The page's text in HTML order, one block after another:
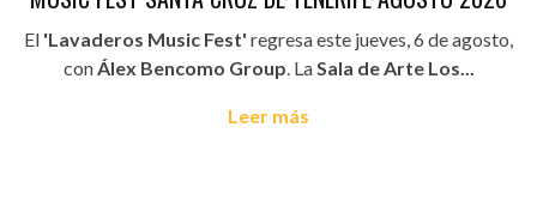
El 'Lavaderos Music Fest' regresa este jueves, 6 de agosto,
conÁlex Bencomo Group. LaSala de Arte Los...
Leer más